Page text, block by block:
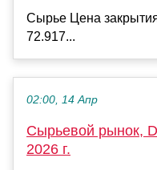
Сырье Цена
72.917...
02:00, 14 Апр
Сырьевой рынок,
2026 г.